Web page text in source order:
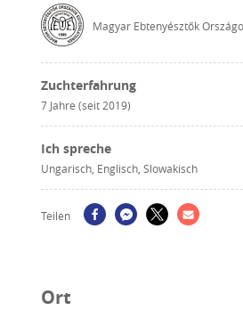
Magyar Ebtenyésztők
Zuchterfahrung
7 Jahre (seit 2019)
Ich spreche
Ungarisch, Englisch, Slowakisch
Teilen
Ort